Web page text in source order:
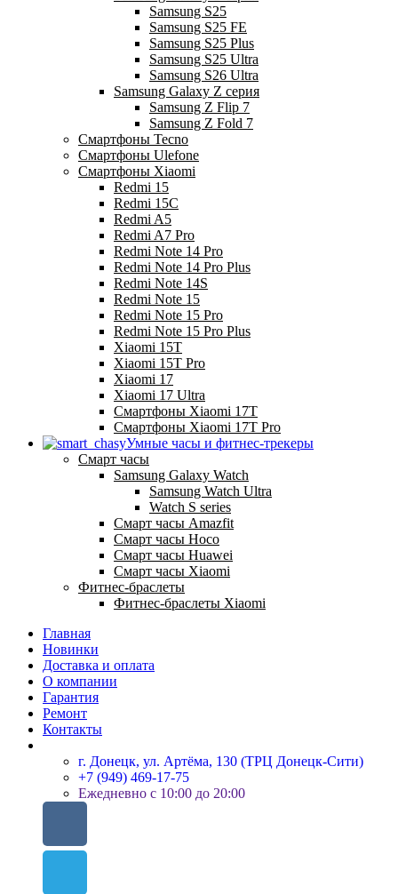
Samsung S25
Samsung S25 FE
Samsung S25 Plus
Samsung S25 Ultra
Samsung S26 Ultra
Samsung Galaxy Z серия
Samsung Z Flip 7
Samsung Z Fold 7
Смартфоны Tecno
Смартфоны Ulefone
Смартфоны Xiaomi
Redmi 15
Redmi 15C
Redmi A5
Redmi A7 Pro
Redmi Note 14 Pro
Redmi Note 14 Pro Plus
Redmi Note 14S
Redmi Note 15
Redmi Note 15 Pro
Redmi Note 15 Pro Plus
Xiaomi 15T
Xiaomi 15T Pro
Xiaomi 17
Xiaomi 17 Ultra
Смартфоны Xiaomi 17Т
Смартфоны Xiaomi 17Т Pro
Умные часы и фитнес-трекеры
Смарт часы
Samsung Galaxy Watch
Samsung Watch Ultra
Watch S series
Смарт часы Amazfit
Смарт часы Hoco
Смарт часы Huawei
Смарт часы Xiaomi
Фитнес-браслеты
Фитнес-браслеты Xiaomi
Главная
Новинки
Доставка и оплата
О компании
Гарантия
Ремонт
Контакты
г. Донецк, ул. Артёма, 130 (ТРЦ Донецк-Сити)
+7 (949) 469-17-75
Ежедневно с 10:00 до 20:00